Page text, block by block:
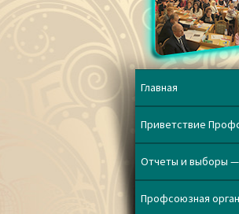
Главная
Приветствие
Отчеты и выборы —
Профсоюзная